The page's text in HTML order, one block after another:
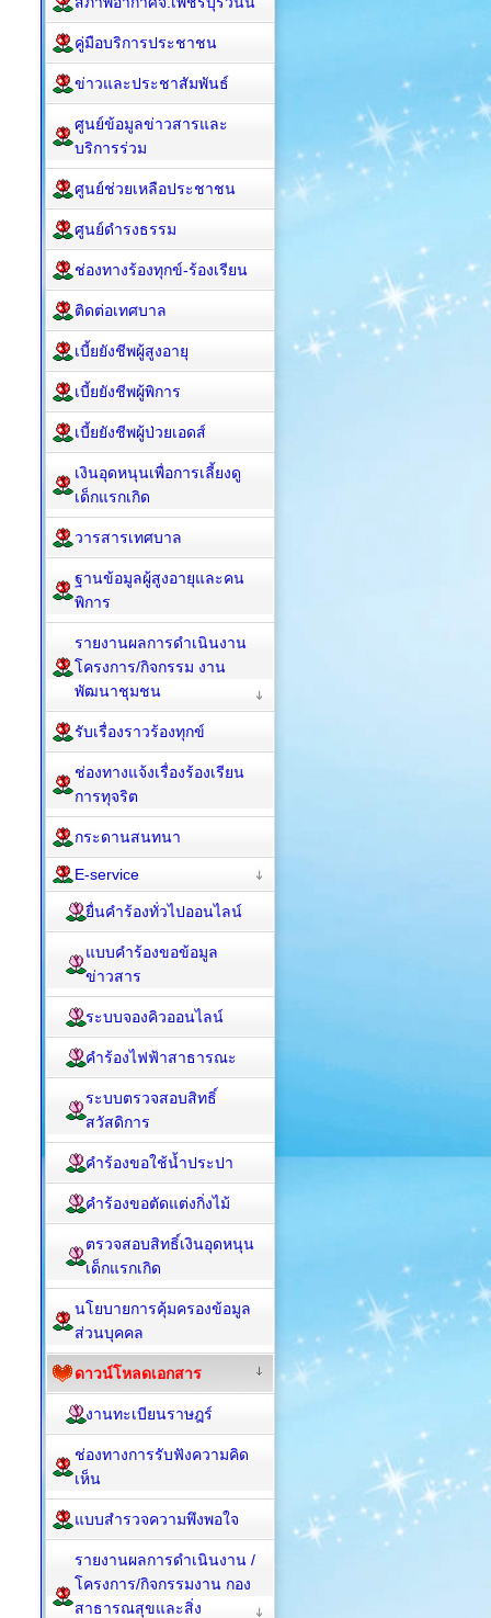
คู่มือบริการประชาชน
ข่าวและประชาสัมพันธ์
ศูนย์ข้อมูลข่าวสารและ
บริการร่วม
ศูนย์ช่วยเหลือประชาชน
ศูนย์ดำรงธรรม
ช่องทางร้องทุกข์-ร้องเรียน
ติดต่อเทศบาล
เบี้ยยังชีพผู้สูงอายุ
เบี้ยยังชีพผู้พิการ
เบี้ยยังชีพผู้ป่วยเอดส์
เงินอุดหนุนเพื่อการเลี้ยงดู
เด็กแรกเกิด
วารสารเทศบาล
ฐานข้อมูลผู้สูงอายุและคน
พิการ
รายงานผลการดำเนินงาน
โครงการ/กิจกรรม งาน
พัฒนาชุมชน
รับเรื่องราวร้องทุกข์
ช่องทางแจ้งเรื่องร้องเรียน
การทุจริต
กระดานสนทนา
E-service
ยื่นคำร้องทั่วไปออนไลน์
แบบคำร้องขอข้อมูล
ข่าวสาร
ระบบจองคิวออนไลน์
คำร้องไฟฟ้าสาธารณะ
ระบบตรวจสอบสิทธิ์
สวัสดิการ
คำร้องขอใช้น้ำประปา
คำร้องขอตัดแต่งกิ่งไม้
ตรวจสอบสิทธิ์เงินอุดหนุน
เด็กแรกเกิด
นโยบายการคุ้มครองข้อมูล
ส่วนบุคคล
ดาวน์โหลดเอกสาร
งานทะเบียนราษฎร์
ช่องทางการรับฟังความคิด
เห็น
แบบสำรวจความพึงพอใจ
รายงานผลการดำเนินงาน /
โครงการ/กิจกรรมงาน กอง
สาธารณสุขและสิ่ง